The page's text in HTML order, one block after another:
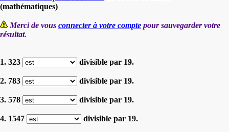
(mathématiques)
Merci de vous connecter à votre compte pour sauvegarder votre
résultat.
1. 323 divisible par 19.
2. 783 divisible par 19.
3. 578 divisible par 19.
4. 1547 divisible par 19.